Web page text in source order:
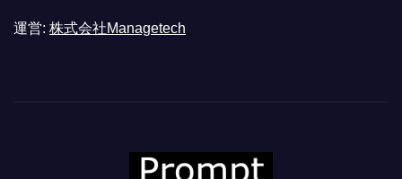
運営: 株式会社Managetech